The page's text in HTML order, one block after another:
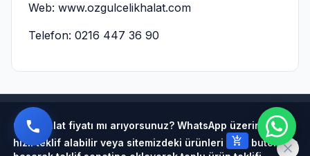
Web: www.ozgulcelikhalat.com
Telefon: 0216 447 36 90
Çelik halat fiyatı mı arıyorsunuz? WhatsApp üzerinden
hızlı teklif alabilir veya sitemizdeki ürünleri
add_shopping_cart
butonuna